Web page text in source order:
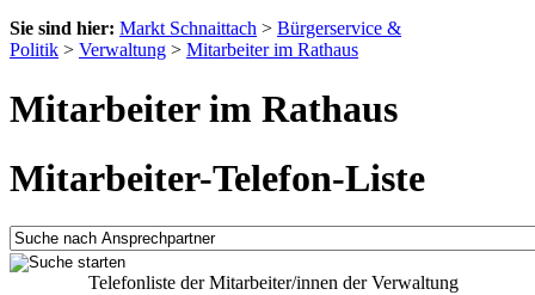
Sie sind hier: Markt Schnaittach > Bürgerservice &
Politik > Verwaltung > Mitarbeiter im Rathaus
Mitarbeiter im Rathaus
Mitarbeiter-Telefon-Liste
Telefonliste der Mitarbeiter/innen der Verwaltung